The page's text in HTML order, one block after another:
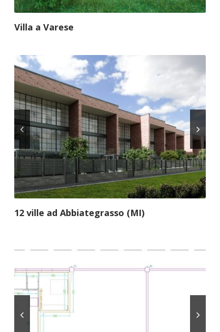
Villa a Varese
12 ville ad Abbiategrasso (MI)